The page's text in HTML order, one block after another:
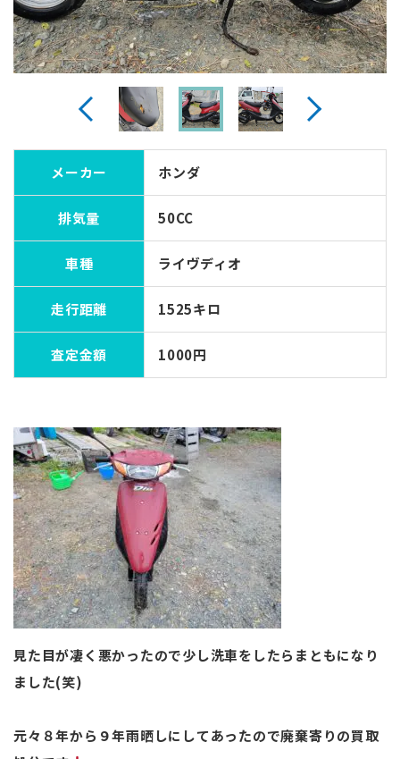
Previous Next
メーカー ホンダ
排気量 50CC
車種 ライヴディオ
走行距離 1525キロ
査定金額 1000円
見た目が凄く悪かったので少し洗車をしたらまともになり
ました(笑)
元々８年から９年雨晒しにしてあったので廃棄寄りの買取